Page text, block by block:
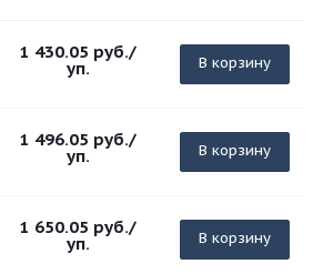
1 430.05 руб./
уп. В корзину
1 496.05 руб./
уп. В корзину
1 650.05 руб./
уп. В корзину